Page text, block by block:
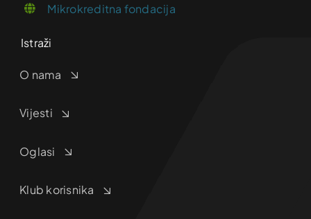
Mikrokreditna fondacija
Istraži
O nama
Vijesti
Oglasi
Klub korisnika